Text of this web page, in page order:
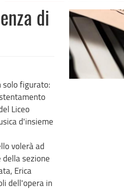
di
solo figurato:
Liceo
d'insieme
volerà ad
sezione
Erica
dell'opera in